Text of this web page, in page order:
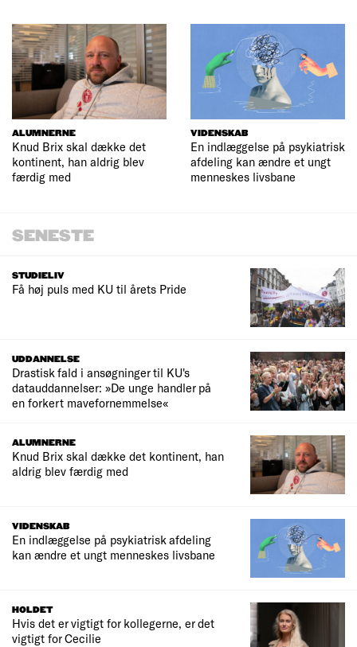
ALUMNERNE
Knud Brix skal dække det
kontinent, han aldrig blev
færdig med
VIDENSKAB
En indlæggelse på psykiatrisk
afdeling kan ændre et ungt
menneskes livsbane
SENESTE
STUDIELIV
Få høj puls med KU til årets Pride
UDDANNELSE
Drastisk fald i ansøgninger til KU's
datauddannelser: »De unge handler på
en forkert mavefornemmelse«
ALUMNERNE
Knud Brix skal dække det kontinent, han
aldrig blev færdig med
VIDENSKAB
En indlæggelse på psykiatrisk afdeling
kan ændre et ungt menneskes livsbane
HOLDET
Hvis det er vigtigt for kollegerne, er det
vigtigt for Cecilie